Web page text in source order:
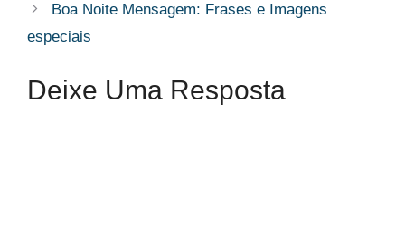
Boa Noite Mensagem​: Frases e Imagens
especiais
Deixe Uma Resposta